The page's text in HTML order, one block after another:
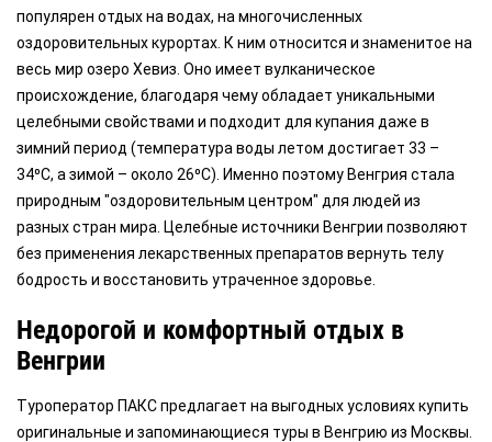
популярен отдых на водах, на многочисленных
оздоровительных курортах. К ним относится и знаменитое на
весь мир озеро Хевиз. Оно имеет вулканическое
происхождение, благодаря чему обладает уникальными
целебными свойствами и подходит для купания даже в
зимний период (температура воды летом достигает 33 –
34⁰C, а зимой – около 26⁰C). Именно поэтому Венгрия стала
природным "оздоровительным центром" для людей из
разных стран мира. Целебные источники Венгрии позволяют
без применения лекарственных препаратов вернуть телу
бодрость и восстановить утраченное здоровье.
Недорогой и комфортный отдых в
Венгрии
Туроператор ПАКС предлагает на выгодных условиях купить
оригинальные и запоминающиеся туры в Венгрию из Москвы.